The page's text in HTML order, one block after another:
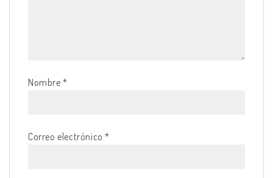
Nombre*
Correo electrónico*